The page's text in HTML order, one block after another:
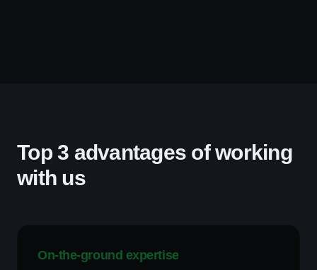
Top 3 advantages of working
with us
On-the-ground expertise